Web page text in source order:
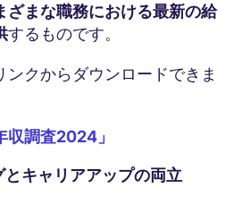
ざまな職務における最新の給
するものです。
ンクからダウンロードできま
収調査2024」
キャリアアップの両立